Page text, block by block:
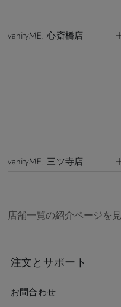
vanityME. 心斎橋店
vanityME. 三ツ寺店
店舗一覧の紹介ページを
注文とサポート
お問合わせ